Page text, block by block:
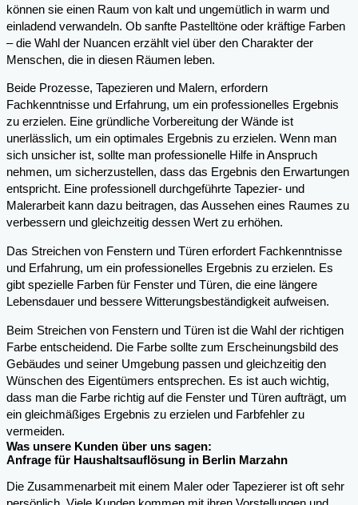
können sie einen Raum von kalt und ungemütlich in warm und
einladend verwandeln. Ob sanfte Pastelltöne oder kräftige Farben
– die Wahl der Nuancen erzählt viel über den Charakter der
Menschen, die in diesen Räumen leben.
Beide Prozesse, Tapezieren und Malern, erfordern
Fachkenntnisse und Erfahrung, um ein professionelles Ergebnis
zu erzielen. Eine gründliche Vorbereitung der Wände ist
unerlässlich, um ein optimales Ergebnis zu erzielen. Wenn man
sich unsicher ist, sollte man professionelle Hilfe in Anspruch
nehmen, um sicherzustellen, dass das Ergebnis den Erwartungen
entspricht. Eine professionell durchgeführte Tapezier- und
Malerarbeit kann dazu beitragen, das Aussehen eines Raumes zu
verbessern und gleichzeitig dessen Wert zu erhöhen.
Das Streichen von Fenstern und Türen erfordert Fachkenntnisse
und Erfahrung, um ein professionelles Ergebnis zu erzielen. Es
gibt spezielle Farben für Fenster und Türen, die eine längere
Lebensdauer und bessere Witterungsbeständigkeit aufweisen.
Beim Streichen von Fenstern und Türen ist die Wahl der richtigen
Farbe entscheidend. Die Farbe sollte zum Erscheinungsbild des
Gebäudes und seiner Umgebung passen und gleichzeitig den
Wünschen des Eigentümers entsprechen. Es ist auch wichtig,
dass man die Farbe richtig auf die Fenster und Türen aufträgt, um
ein gleichmäßiges Ergebnis zu erzielen und Farbfehler zu
vermeiden.
Was unsere Kunden über uns sagen:
Anfrage für Haushaltsauflösung in Berlin Marzahn
Die Zusammenarbeit mit einem Maler oder Tapezierer ist oft sehr